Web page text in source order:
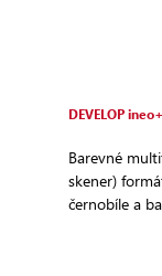
DEVELOP
Barevné
skener)
černobíle a